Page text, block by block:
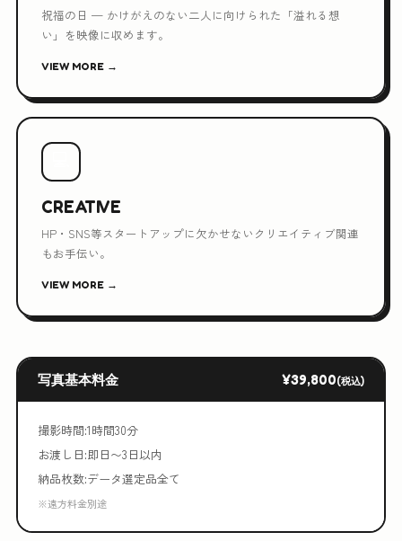
祝福の日 — かけがえのない二人に向けられた「溢れる想
い」を映像に収めます。
VIEW MORE →
CREATIVE
HP・SNS等スタートアップに欠かせないクリエイティブ関連
もお手伝い。
VIEW MORE →
写真基本料金 ¥39,800(税込)
撮影時間:1時間30分
お渡し日:即日〜3日以内
納品枚数:データ選定品全て
※遠方料金別途